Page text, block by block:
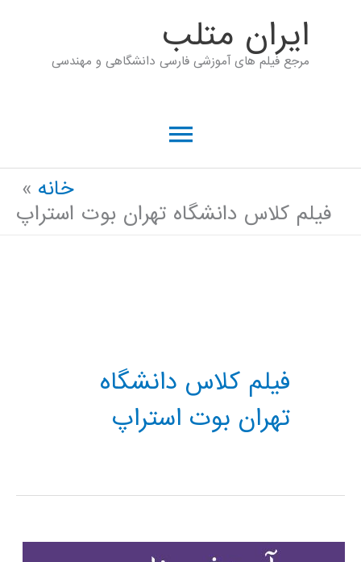
ايران متلب
مرجع فیلم های آموزشی فارسی دانشگاهی و مهندسی
فهرست
خانه
فیلم کلاس دانشگاه تهران بوت استراپ
فیلم کلاس دانشگاه
تهران بوت استراپ